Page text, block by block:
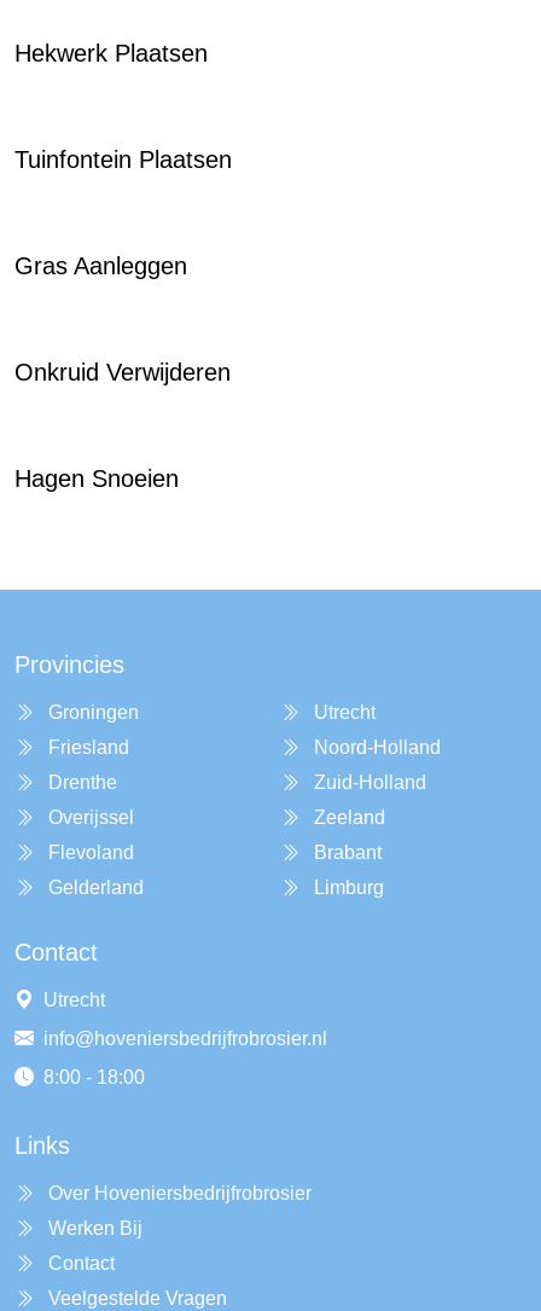
Hekwerk Plaatsen
Tuinfontein Plaatsen
Gras Aanleggen
Onkruid Verwijderen
Hagen Snoeien
Provincies
Groningen
Friesland
Drenthe
Overijssel
Flevoland
Gelderland
Utrecht
Noord-Holland
Zuid-Holland
Zeeland
Brabant
Limburg
Contact
Utrecht
info@hoveniersbedrijfrobrosier.nl
8:00 - 18:00
Links
Over Hoveniersbedrijfrobrosier
Werken Bij
Contact
Veelgestelde Vragen